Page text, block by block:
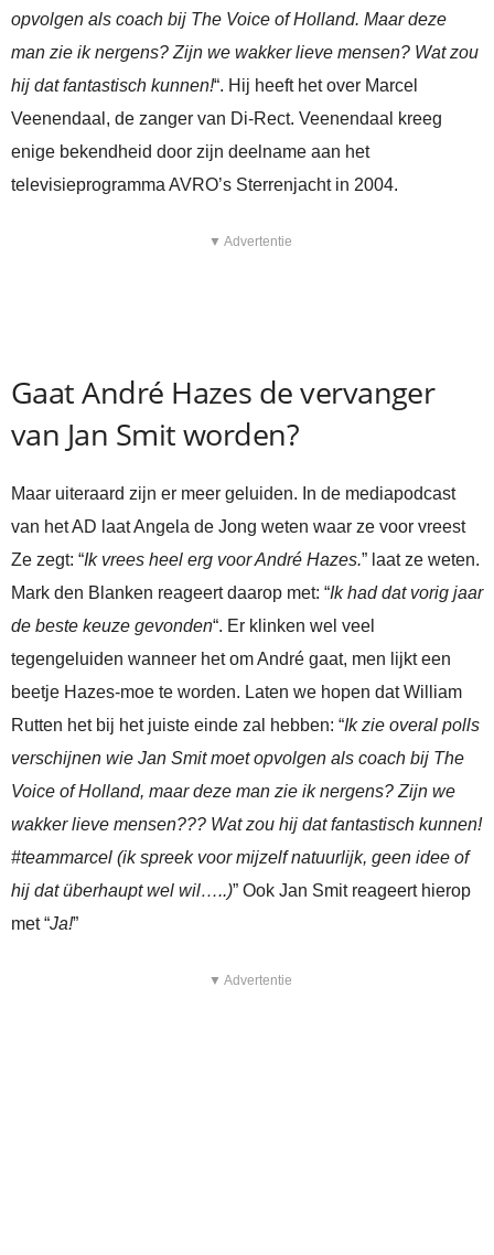
opvolgen als coach bij The Voice of Holland. Maar deze
man zie ik nergens? Zijn we wakker lieve mensen? Wat zou
hij dat fantastisch kunnen!“. Hij heeft het over Marcel
Veenendaal, de zanger van Di-Rect. Veenendaal kreeg
enige bekendheid door zijn deelname aan het
televisieprogramma AVRO’s Sterrenjacht in 2004.
▼ Advertentie
Gaat André Hazes de vervanger
van Jan Smit worden?
Maar uiteraard zijn er meer geluiden. In de mediapodcast
van het AD laat Angela de Jong weten waar ze voor vreest
Ze zegt: “Ik vrees heel erg voor André Hazes.” laat ze weten.
Mark den Blanken reageert daarop met: “Ik had dat vorig jaar
de beste keuze gevonden“. Er klinken wel veel
tegengeluiden wanneer het om André gaat, men lijkt een
beetje Hazes-moe te worden. Laten we hopen dat William
Rutten het bij het juiste einde zal hebben: “Ik zie overal polls
verschijnen wie Jan Smit moet opvolgen als coach bij The
Voice of Holland, maar deze man zie ik nergens? Zijn we
wakker lieve mensen??? Wat zou hij dat fantastisch kunnen!
#teammarcel (ik spreek voor mijzelf natuurlijk, geen idee of
hij dat überhaupt wel wil…..)” Ook Jan Smit reageert hierop
met “Ja!”
▼ Advertentie